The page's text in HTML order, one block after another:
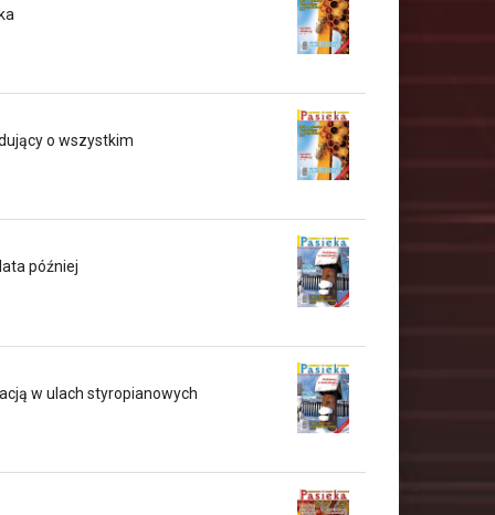
o wszystkim
później
w ulach styropianowych